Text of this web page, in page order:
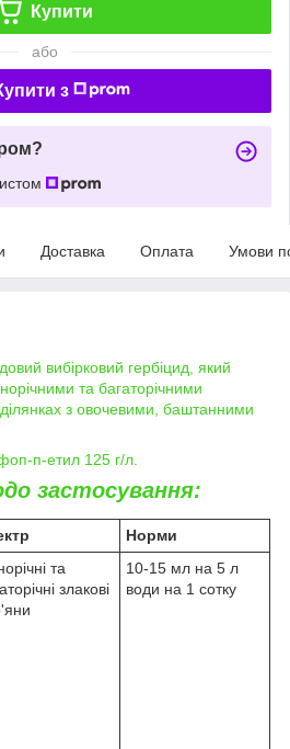
Купити
або
з
Доставка Оплата Умови
вибірковий гербіцид, який
та багаторічними
з овочевими, баштанними
п-етил 125 г/л.
застосування:
Норми
та
злакові
10-15 мл на 5 л
води на 1 сотку